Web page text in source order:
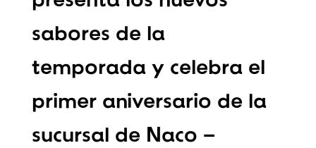
sabores de la
temporada y celebra el
primer aniversario de la
sucursal de Naco –